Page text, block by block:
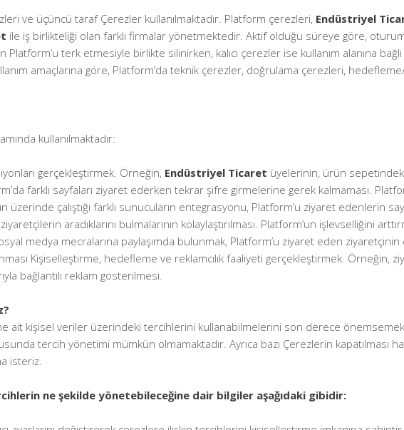
ve üçüncü taraf Çerezler kullanılmaktadır. Platform çerezleri, Endüstriyel
ile iş birlikteliği olan farklı firmalar yönetmektedir. Aktif olduğu süreye göre,
terk etmesiyle birlikte silinirken, kalıcı çerezler ise kullanım alanına
amaçlarına göre, Platform’da teknik çerezler, doğrulama çerezleri,
kullanılmaktadır:
gerçekleştirmek. Örneğin, Endüstriyel Ticaret üyelerinin, ürün
farklı sayfaları ziyaret ederken tekrar şifre girmelerine gerek kalmaması.
üzerinde çalıştığı farklı sunucuların entegrasyonu, Platform’u ziyaret edenlerin
aradıklarını bulmalarının kolaylaştırılması. Platform’un işlevselliğini
medya mecralarına paylaşımda bulunmak, Platform’u ziyaret eden ziyaretçinin
Kişiselleştirme, hedefleme ve reklamcılık faaliyeti gerçekleştirmek. Örneğin,
bağlantılı reklam gösterilmesi.
ait kişisel veriler üzerindeki tercihlerini kullanabilmelerini son derece
tercih yönetimi mümkün olmamaktadır. Ayrıca bazı Çerezlerin kapatılması
isteriz.
ne şekilde yönetebileceğine dair bilgiler aşağıdaki gibidir: